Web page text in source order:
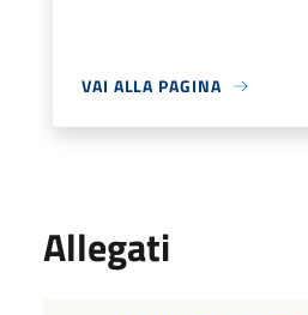
VAI ALLA PAGINA
Allegati